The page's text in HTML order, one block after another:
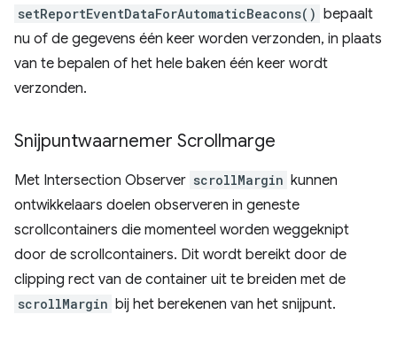
setReportEventDataForAutomaticBeacons() bepaalt
nu of de gegevens één keer worden verzonden, in plaats
van te bepalen of het hele baken één keer wordt
verzonden.
Snijpuntwaarnemer Scrollmarge
Met Intersection Observer scrollMargin kunnen
ontwikkelaars doelen observeren in geneste
scrollcontainers die momenteel worden weggeknipt
door de scrollcontainers. Dit wordt bereikt door de
clipping rect van de container uit te breiden met de
scrollMargin bij het berekenen van het snijpunt.